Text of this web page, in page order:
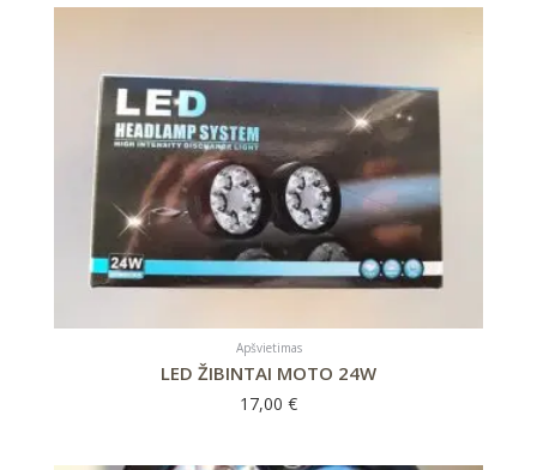
Apšvietimas
LED ŽIBINTAI MOTO 24W
17,00 €